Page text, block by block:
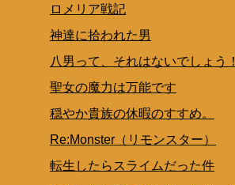
ロメリア戦記
神達に拾われた男
八男って、それはないでしょう！
聖女の魔力は万能です
穏やか貴族の休暇のすすめ。
Re:Monster（リモンスター）
転生したらスライムだった件